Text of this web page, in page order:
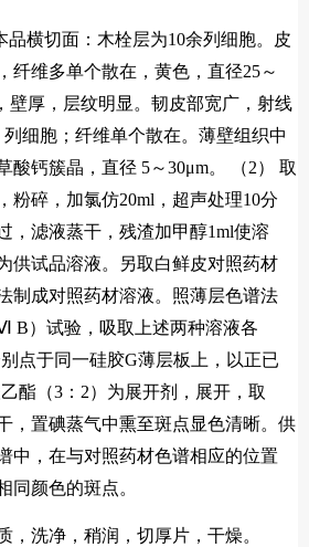
品横切面：木栓层为10余列细胞。皮
纤维多单个散在，黄色，直径25～
壁厚，层纹明显。韧皮部宽广，射线
列细胞；纤维单个散在。薄壁组织中
酸钙簇晶，直径 5～30μm。 （2） 取
粉碎，加氯仿20ml，超声处理10分
，滤液蒸干，残渣加甲醇1ml使溶
供试品溶液。另取白鲜皮对照药材
制成对照药材溶液。照薄层色谱法
Ⅵ B）试验，吸取上述两种溶液各
点于同一硅胶G薄层板上，以正已
酯（3：2）为展开剂，展开，取
，置碘蒸气中熏至斑点显色清晰。供
中，在与对照药材色谱相应的位置
同颜色的斑点。
，洗净，稍润，切厚片，干燥。